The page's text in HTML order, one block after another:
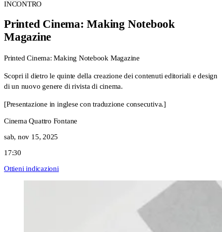
INCONTRO
Printed Cinema: Making Notebook
Magazine
Printed Cinema: Making Notebook Magazine
Scopri il dietro le quinte della creazione dei contenuti editoriali e design
di un nuovo genere di rivista di cinema.
[Presentazione in inglese con traduzione consecutiva.]
Cinema Quattro Fontane
sab, nov 15, 2025
17:30
Ottieni indicazioni